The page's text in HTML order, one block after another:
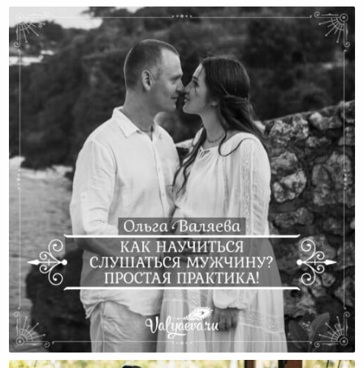
Как Научиться Слушаться Мужчину? Простая
Практика!